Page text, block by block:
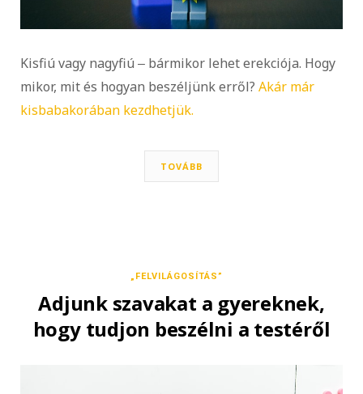
Kisfiú vagy nagyfiú ‒ bármikor lehet erekciója. Hogy
mikor, mit és hogyan beszéljünk erről? Akár már
kisbabakorában kezdhetjük.
TOVÁBB
„FELVILÁGOSÍTÁS”
Adjunk szavakat a gyereknek,
hogy tudjon beszélni a testéről